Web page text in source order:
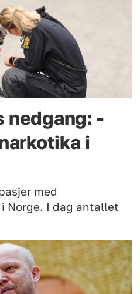
nedgang: -
i
med
Norge. I dag antallet